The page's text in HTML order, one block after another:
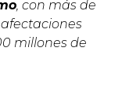
, con más de
millones de